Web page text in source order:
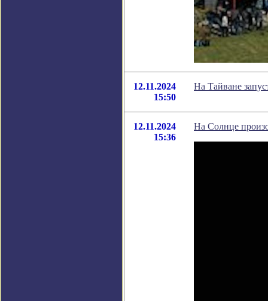
12.11.2024
15:50
На Тайване
12.11.2024
15:36
На Солнце